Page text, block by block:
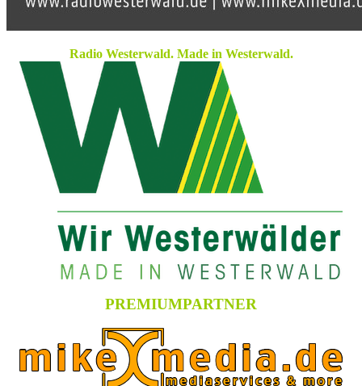
Radio Westerwald. Made in Westerwald.
PREMIUMPARTNER